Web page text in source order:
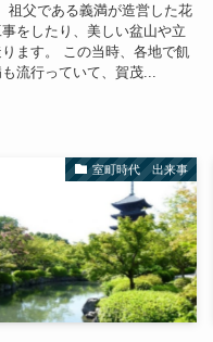
祖父である義満が造営した花
をしたり、美しい盆山や立
ます。 この当時、各地で飢
流行っていて、賀茂...
室町時代 出来事